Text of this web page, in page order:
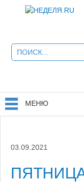
МЕНЮ
03.09.2021
ПЯТНИЦА